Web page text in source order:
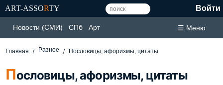
ART-ASSORTY Войти
Новости (СМИ) СПб Арт ☰ Меню
Главная Разное Пословицы, афоризмы, цитаты
Пословицы, афоризмы, цитаты